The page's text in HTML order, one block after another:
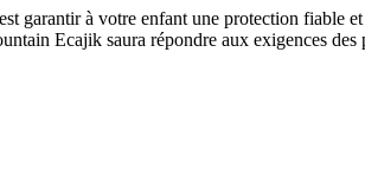
garantir à votre enfant une protection fiable
Ecajik saura répondre aux exigences